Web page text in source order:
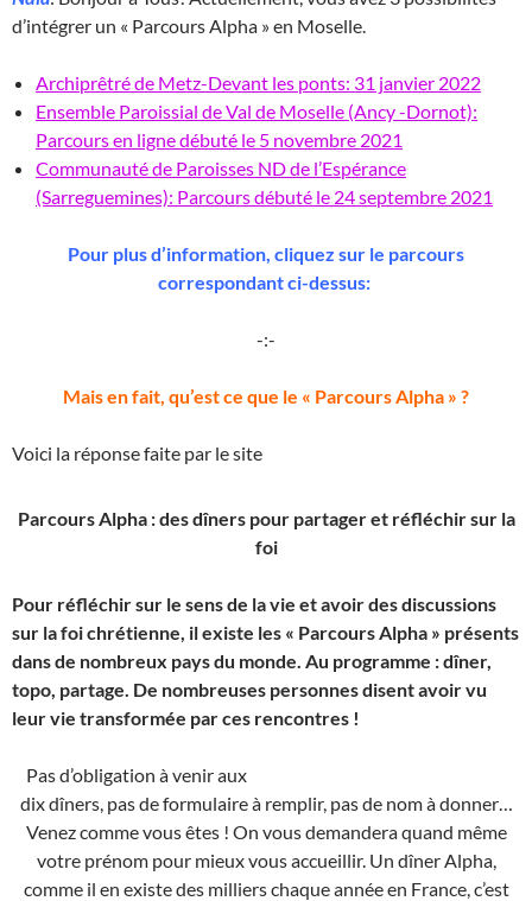
d’intégrer un « Parcours Alpha » en Moselle.
Archiprêtré de Metz-Devant les ponts: 31 janvier 2022
Ensemble Paroissial de Val de Moselle (Ancy -Dornot):
Parcours en ligne débuté le 5 novembre 2021
Communauté de Paroisses ND de l’Espérance
(Sarreguemines): Parcours débuté le 24 septembre 2021
Pour plus d’information, cliquez sur le parcours
correspondant ci-dessus:
-:-
Mais en fait, qu’est ce que le « Parcours Alpha » ?
Voici la réponse faite par le site
Parcours Alpha : des dîners pour partager et réfléchir sur la
foi
Pour réfléchir sur le sens de la vie et avoir des discussions
sur la foi chrétienne, il existe les « Parcours Alpha » présents
dans de nombreux pays du monde. Au programme : dîner,
topo, partage. De nombreuses personnes disent avoir vu
leur vie transformée par ces rencontres !
Pas d’obligation à venir aux
dix dîners, pas de formulaire à remplir, pas de nom à donner…
Venez comme vous êtes ! On vous demandera quand même
votre prénom pour mieux vous accueillir. Un dîner Alpha,
comme il en existe des milliers chaque année en France, c’est